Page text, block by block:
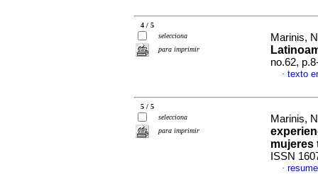
4 / 5
selecciona
para imprimir
Marinis,
no.62,
· texto
5 / 5
selecciona
para imprimir
Marinis,
mujeres
ISSN
·